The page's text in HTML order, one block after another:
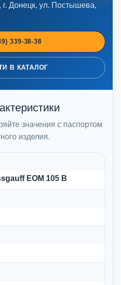
Донецк, ул. Постышева,
339-38-38
В КАТАЛОГ
значения с паспортом
изделия.
EOM 105 B